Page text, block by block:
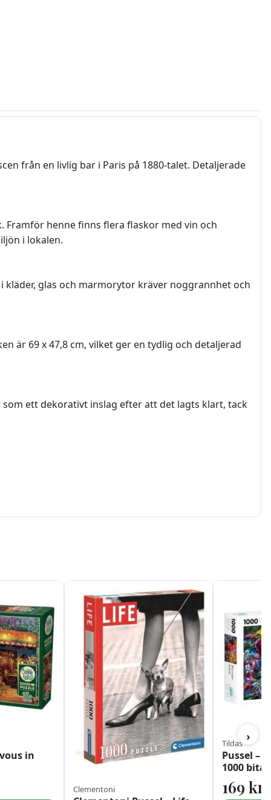
från en livlig bar i Paris på 1880-talet. Detaljerade
Framför henne finns flera flaskor med vin och
i lokalen.
kläder, glas och marmorytor kräver noggrannhet och
är 69 x 47,8 cm, vilket ger en tydlig och detaljerad
ett dekorativt inslag efter att det lagts klart, tack
in
Clementoni
Tildas
Pussel –
1000 bitar
169 kr
›